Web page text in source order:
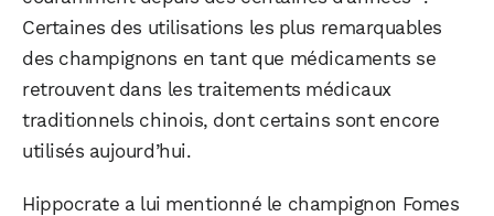
Certaines des utilisations les plus remarquables
des champignons en tant que médicaments se
retrouvent dans les traitements médicaux
traditionnels chinois, dont certains sont encore
utilisés aujourd’hui.
Hippocrate a lui mentionné le champignon Fomes